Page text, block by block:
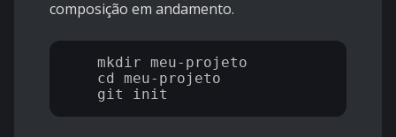
composição em andamento.